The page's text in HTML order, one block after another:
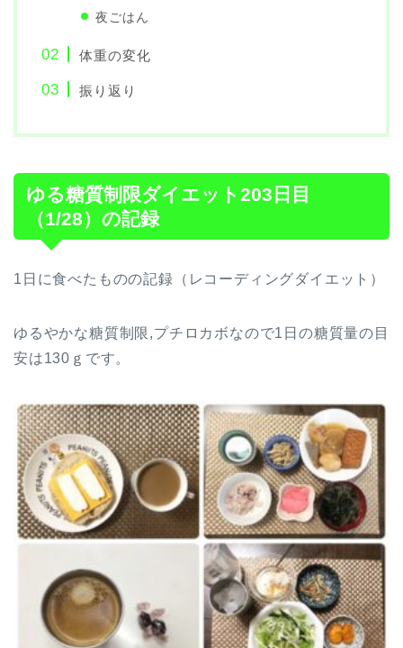
夜ごはん
体重の変化
振り返り
ゆる糖質制限ダイエット203日目
（1/28）の記録
1日に食べたものの記録（レコーディングダイエット）
ゆるやかな糖質制限,プチロカボなので1日の糖質量の目
安は130ｇです。